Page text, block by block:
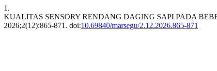
1.
KUALITAS SENSORY RENDANG DAGING SAPI PADA
2026;2(12):865-871. doi:10.69840/marsegu/2.12.2026.865-871